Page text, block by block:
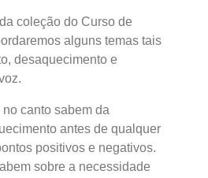
coleção do Curso de
alguns temas tais
desaquecimento e
canto sabem da
antes de qualquer
positivos e negativos.
sobre a necessidade